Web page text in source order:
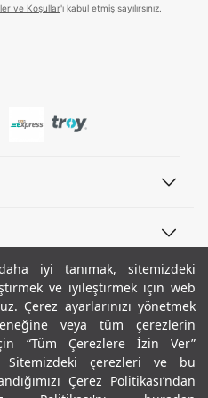
iyi tanımak, sitemizdeki
ve iyileştirmek için web
Çerez ayarlarınızı yönetmek
veya tüm çerezlerin
“Tüm Çerezlere İzin Ver”
Sitemizdeki çerezleri ve bu
Çerez Politikası’ndan
ve Koşullar'ı kabul etmiş sayılırsınız.